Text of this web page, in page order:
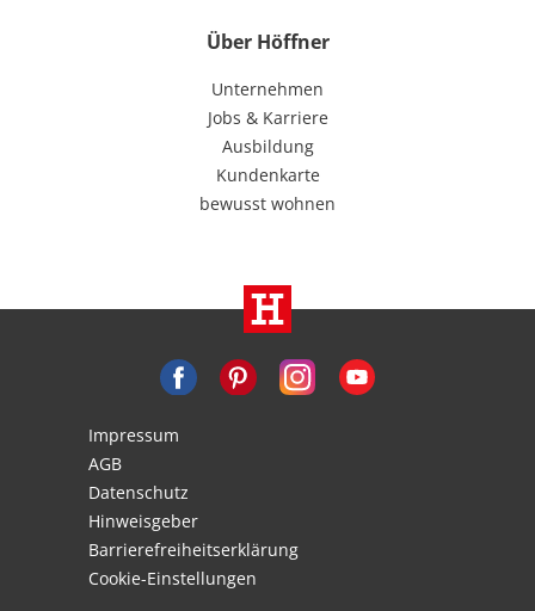
Über Höffner
Unternehmen
Jobs & Karriere
Ausbildung
Kundenkarte
bewusst wohnen
Impressum
AGB
Datenschutz
Hinweisgeber
Barrierefreiheitserklärung
Cookie-Einstellungen